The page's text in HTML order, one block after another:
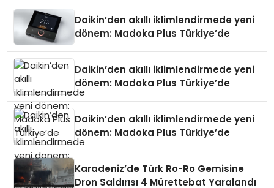
Daikin’den akıllı iklimlendirmede yeni
dönem: Madoka Plus Türkiye’de
Daikin’den akıllı iklimlendirmede yeni
dönem: Madoka Plus Türkiye’de
Daikin’den akıllı iklimlendirmede yeni
dönem: Madoka Plus Türkiye’de
Karadeniz’de Türk Ro-Ro Gemisine
Dron Saldırısı 4 Mürettebat Yaralandı